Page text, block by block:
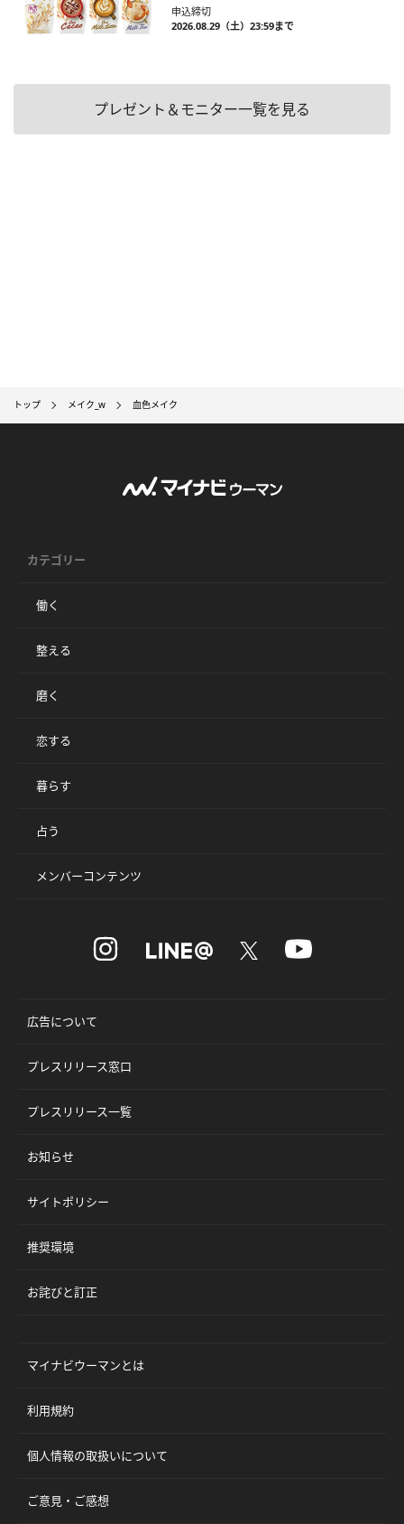
申込締切
2026.08.29（土）23:59まで
プレゼント＆モニター一覧を見る
トップ メイク_w 血色メイク
カテゴリー
働く
整える
磨く
恋する
暮らす
占う
メンバーコンテンツ
広告について
プレスリリース窓口
プレスリリース一覧
お知らせ
サイトポリシー
推奨環境
お詫びと訂正
マイナビウーマンとは
利用規約
個人情報の取扱いについて
ご意見・ご感想